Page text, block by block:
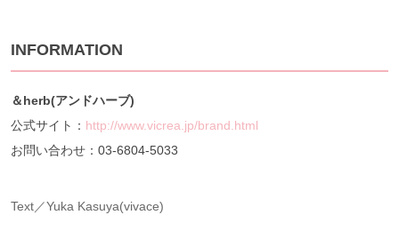
INFORMATION
＆herb(アンドハーブ)
公式サイト： http://www.vicrea.jp/brand.html
お問い合わせ：03-6804-5033
Text／Yuka Kasuya(vivace)